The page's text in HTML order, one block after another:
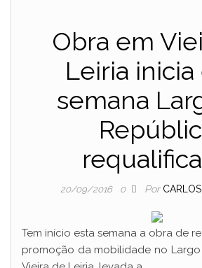
Obra em
Leiria inicia
semana
20/09/2016 0 Por
Tem início esta semana a obra de
promoção da mobilidade no